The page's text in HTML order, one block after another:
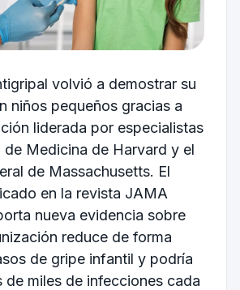
volvió a demostrar su
niños pequeños gracias a
liderada por especialistas
de Medicina de Harvard y el
de Massachusetts. El
en la revista JAMA
nueva evidencia sobre
reduce de forma
de gripe infantil y podría
de miles de infecciones cada